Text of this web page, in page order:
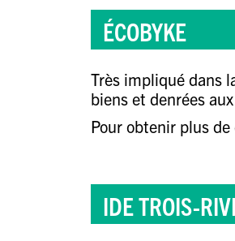
ÉCOBYKE
Très impliqué dans
biens et denrées
Pour obtenir plus
IDE TROIS-